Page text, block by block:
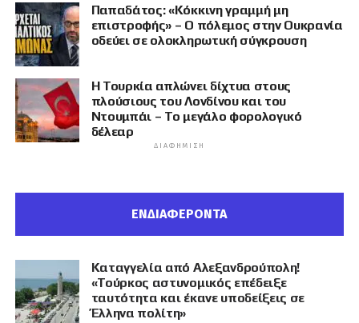
Παπαδάτος: «Κόκκινη γραμμή μη
επιστροφής» – Ο πόλεμος στην Ουκρανία
οδεύει σε ολοκληρωτική σύγκρουση
Η Τουρκία απλώνει δίχτυα στους
πλούσιους του Λονδίνου και του
Ντουμπάι – Το μεγάλο φορολογικό
δέλεαρ
ΔΙΑΦΉΜΙΣΗ
ΕΝΔΙΑΦΕΡΟΝΤΑ
Καταγγελία από Αλεξανδρούπολη!
«Τούρκος αστυνομικός επέδειξε
ταυτότητα και έκανε υποδείξεις σε
Έλληνα πολίτη»